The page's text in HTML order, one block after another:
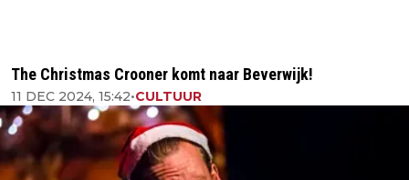
The Christmas Crooner komt naar Beverwijk!
11 DEC 2024, 15:42•CULTUUR